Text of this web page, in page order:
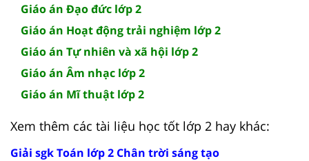
Giáo án Đạo đức lớp 2
Giáo án Hoạt động trải nghiệm lớp 2
Giáo án Tự nhiên và xã hội lớp 2
Giáo án Âm nhạc lớp 2
Giáo án Mĩ thuật lớp 2
Xem thêm các tài liệu học tốt lớp 2 hay khác:
Giải sgk Toán lớp 2 Chân trời sáng tạo